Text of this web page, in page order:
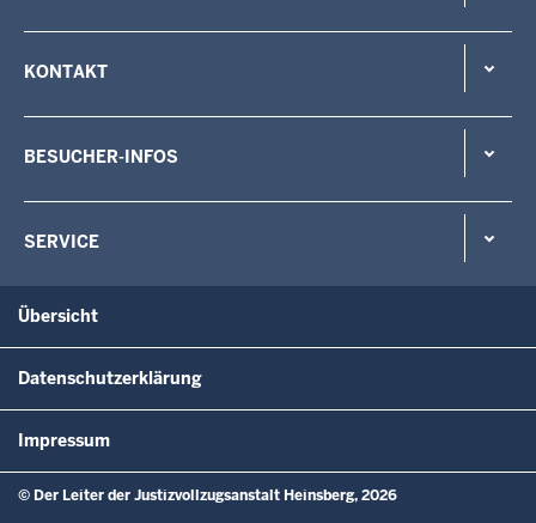
KONTAKT
BESUCHER-INFOS
SERVICE
Übersicht
Datenschutzerklärung
Impressum
© Der Leiter der Justizvollzugsanstalt Heinsberg, 2026